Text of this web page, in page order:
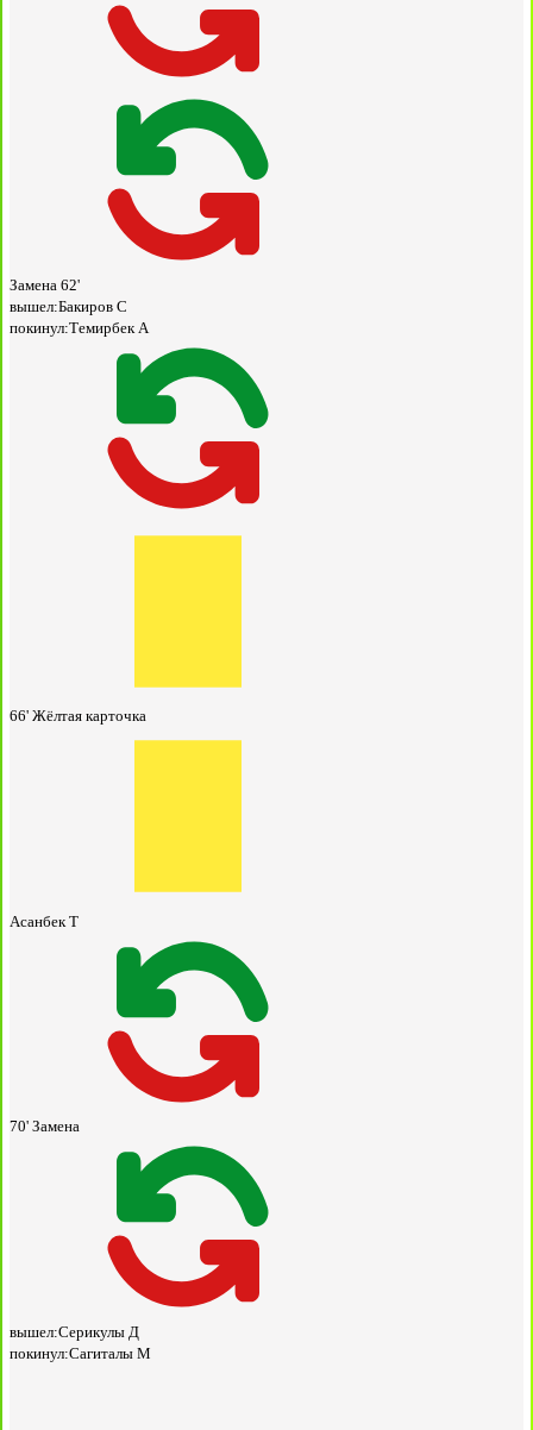
Замена 62'
вышел:Бакиров С
покинул:Темирбек А
66' Жёлтая карточка
Асанбек Т
70' Замена
вышел:Серикулы Д
покинул:Сагиталы М